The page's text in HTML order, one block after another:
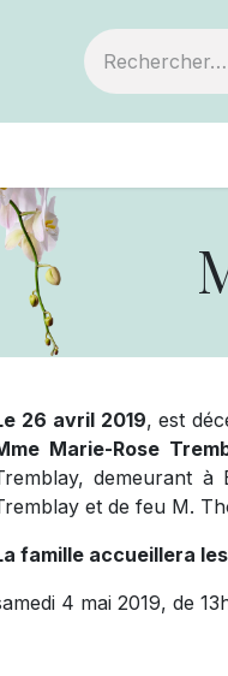
26 avril 2019, est
Marie-Rose
demeurant
et de feu M.
famille accueillera
4 mai 2019, de